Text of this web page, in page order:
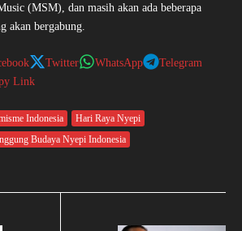
(MSM), dan masih akan ada beberapa
akan bergabung.
Twitter WhatsApp
Telegram
Link
Indonesia
Hari Raya Nyepi
Budaya Nyepi Indonesia